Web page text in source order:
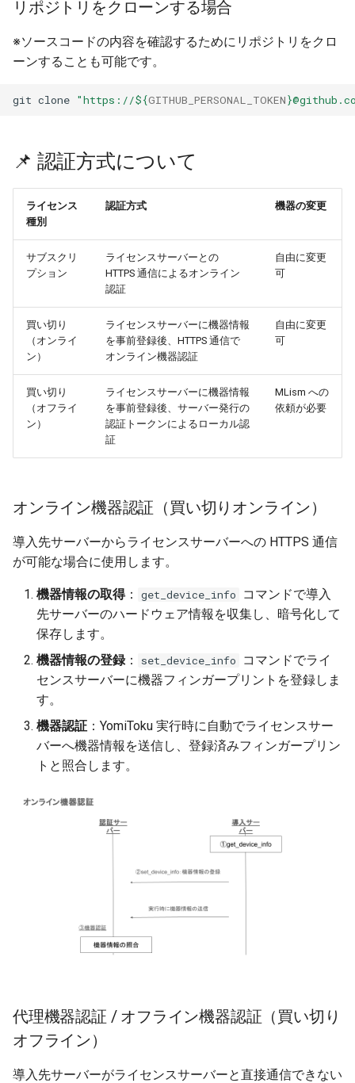
ライセンス
① デバイス情報の取得
① デバイス情報の取得
（YomiToku を実行する
PC で実行）
② デバイス情報の登録と
トークン取得（インター
実行）
③ トークンを導入先サー
バーに配置し、環境変数
を設定
④ トークンの有効期限の
確認と再取得
マルチGPU環境で特定の
GPUを認証キーに指定す
る
📦 モデルの事前準備（イン
ターネット非接続環境向け）
📌 uv でのインストール
🐳 Docker での実行
イメージのビルド
CUDA)
（オフライン認証）
リポジトリをクローンする場合
※ソースコードの内容を確認するためにリポジトリをクロ
ーンすることも可能です。
git clone "https://${GITHUB_PERSONAL_TOKEN}
📌 認証方式について
ライセンス
種別
認証方式 機器の変更
サブスクリ
プション
ライセンスサーバーとの
HTTPS 通信によるオンライン
認証
自由に変更
可
買い切り
（オンライ
ン）
ライセンスサーバーに機器情報
を事前登録後、HTTPS 通信で
オンライン機器認証
自由に変更
可
買い切り
（オフライ
ン）
ライセンスサーバーに機器情報
を事前登録後、サーバー発行の
認証トークンによるローカル認
証
MLism への
依頼が必要
オンライン機器認証（買い切りオンライン）
導入先サーバーからライセンスサーバーへの HTTPS 通信
が可能な場合に使用します。
機器情報の取得： get_device_info
コマンドで導入
先サーバーのハードウェア情報を収集し、暗号化して
保存します。
機器情報の登録： set_device_info
コマンドでライ
センスサーバーに機器フィンガープリントを登録しま
す。
機器認証 ：YomiToku 実行時に自動でライセンスサー
バーへ機器情報を送信し、登録済みフィンガープリン
トと照合します。
代理機器認証 / オフライン機器認証（買い切り
オフライン）
導入先サーバーがライセンスサーバーと直接通信できない